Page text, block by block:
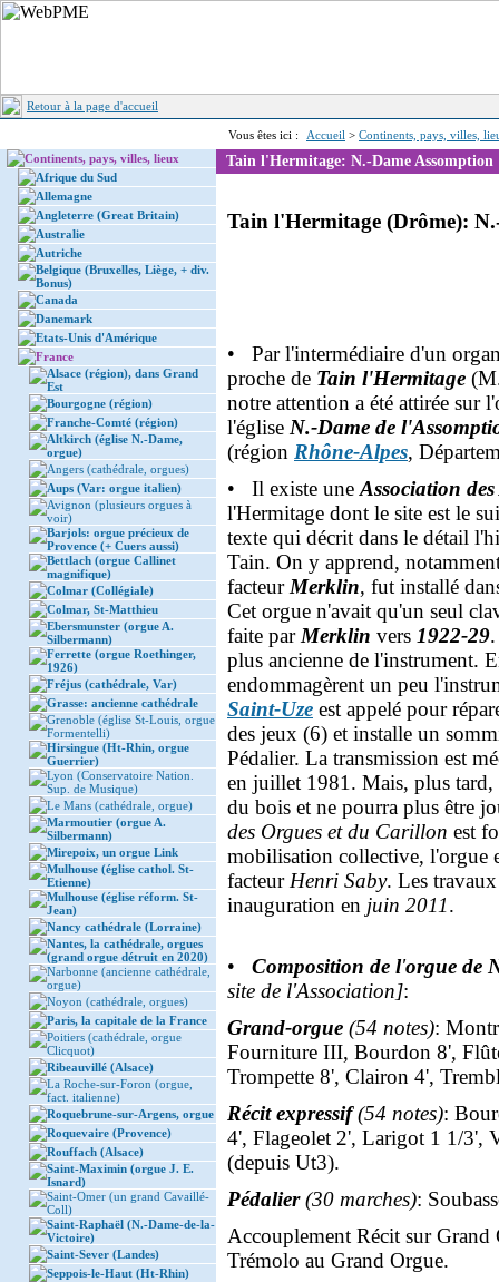
Retour à la page d'accueil
Vous êtes ici : Accueil > Continents, pays, villes,
Continents, pays, villes, lieux
Afrique du Sud
Allemagne
Angleterre (Great Britain)
Australie
Autriche
Belgique (Bruxelles, Liège, + div.
Bonus)
Canada
Danemark
Etats-Unis d'Amérique
France
Alsace (région), dans Grand
Est
Bourgogne (région)
Franche-Comté (région)
Altkirch (église N.-Dame,
orgue)
Angers (cathédrale, orgues)
Aups (Var: orgue italien)
Avignon (plusieurs orgues à
voir)
Barjols: orgue précieux de
Provence (+ Cuers aussi)
Bettlach (orgue Callinet
magnifique)
Colmar (Collégiale)
Colmar, St-Matthieu
Ebersmunster (orgue A.
Silbermann)
Ferrette (orgue Roethinger,
1926)
Fréjus (cathédrale, Var)
Grasse: ancienne cathédrale
Grenoble (église St-Louis, orgue
Formentelli)
Hirsingue (Ht-Rhin, orgue
Guerrier)
Lyon (Conservatoire Nation.
Sup. de Musique)
Le Mans (cathédrale, orgue)
Marmoutier (orgue A.
Silbermann)
Mirepoix, un orgue Link
Mulhouse (église cathol. St-
Etienne)
Mulhouse (église réform. St-
Jean)
Nancy cathédrale (Lorraine)
Nantes, la cathédrale, orgues
(grand orgue détruit en 2020)
Narbonne (ancienne cathédrale,
orgue)
Noyon (cathédrale, orgues)
Paris, la capitale de la France
Poitiers (cathédrale, orgue
Clicquot)
Ribeauvillé (Alsace)
La Roche-sur-Foron (orgue,
fact. italienne)
Roquebrune-sur-Argens, orgue
Roquevaire (Provence)
Rouffach (Alsace)
Saint-Maximin (orgue J. E.
Isnard)
Saint-Omer (un grand Cavaillé-
Coll)
Saint-Raphaël (N.-Dame-de-la-
Victoire)
Saint-Sever (Landes)
Seppois-le-Haut (Ht-Rhin)
Tain l'Hermitage: N.-Dame Assomption
Tain l'Hermitage (Drôme):
• Par l'intermédiaire d'un
proche de Tain l'Hermitage
notre attention a été attirée sur
l'église N.-Dame de
(région Rhône-Alpes,
• Il existe une Association
l'Hermitage dont le site est le
texte qui décrit dans le détail
Tain. On y apprend,
facteur Merklin, fut installé
Cet orgue n'avait qu'un seul
faite par Merklin vers 1922-29
plus ancienne de l'instrument.
endommagèrent un peu
Saint-Uze est appelé pour
des jeux (6) et installe un
Pédalier. La transmission est
en juillet 1981. Mais, plus tard,
du bois et ne pourra plus être
des Orgues et du Carillon est
mobilisation collective, l'orgue
facteur Henri Saby. Les
inauguration en juin 2011.
• Composition de l'orgue de
site de l'Association]:
Grand-orgue (54 notes):
Fourniture III, Bourdon 8',
Trompette 8', Clairon 4',
Récit expressif (54 notes):
4', Flageolet 2', Larigot 1 1/3',
(depuis Ut3).
Pédalier (30 marches):
Accouplement Récit sur Grand
Trémolo au Grand Orgue.